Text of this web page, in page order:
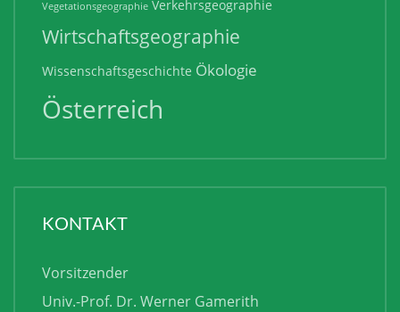
Vegetationsgeographie Verkehrsgeographie
Wirtschaftsgeographie
Wissenschaftsgeschichte Ökologie
Österreich
KONTAKT
Vorsitzender
Univ.-Prof. Dr. Werner Gamerith